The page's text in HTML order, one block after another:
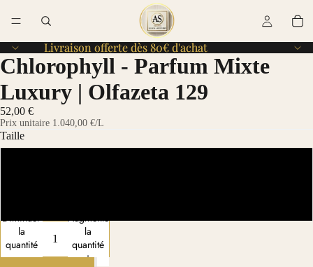
Livraison offerte dès 80€ d'achat
Livraison offerte dès 80€ d'achat
Chlorophyll - Parfum Mixte
Luxury | Olfazeta 129
52,00 €
Prix unitaire 1.040,00 €/L
Taille
Diminuer
la
quantité
Augmenter
la
quantité